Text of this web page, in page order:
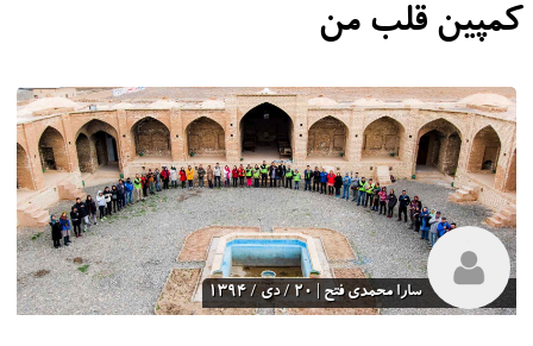
کمپین قلب من
سارا محمدی فتح | 20 / دی / 1394